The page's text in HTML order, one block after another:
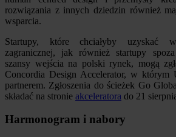
rozwiązania z innych dziedzin również
wsparcia.
Startupy, które chciałyby uzyskać
zagranicznej, jak również startupy
szansy wejścia na polski rynek, mogą
Concordia Design Accelerator, w którym
partnerem. Zgłoszenia do ścieżek Go
składać na stronie akceleratora do 21
Harmonogram i nabory